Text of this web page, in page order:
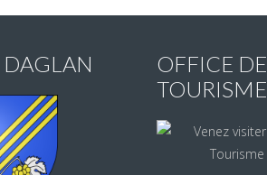
OFFICE DE
TOURISME